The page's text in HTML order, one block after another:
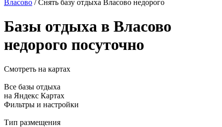
Власово / Снять базу отдыха Власово недорого
Базы отдыха в Власово
недорого посуточно
Смотреть на картах
Все базы отдыха
на Яндекс Картах
Фильтры и настройки
Тип размещения